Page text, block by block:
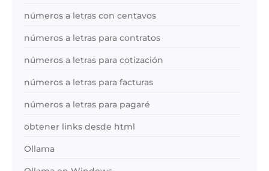
números a letras con centavos
números a letras para contratos
números a letras para cotización
números a letras para facturas
números a letras para pagaré
obtener links desde html
Ollama